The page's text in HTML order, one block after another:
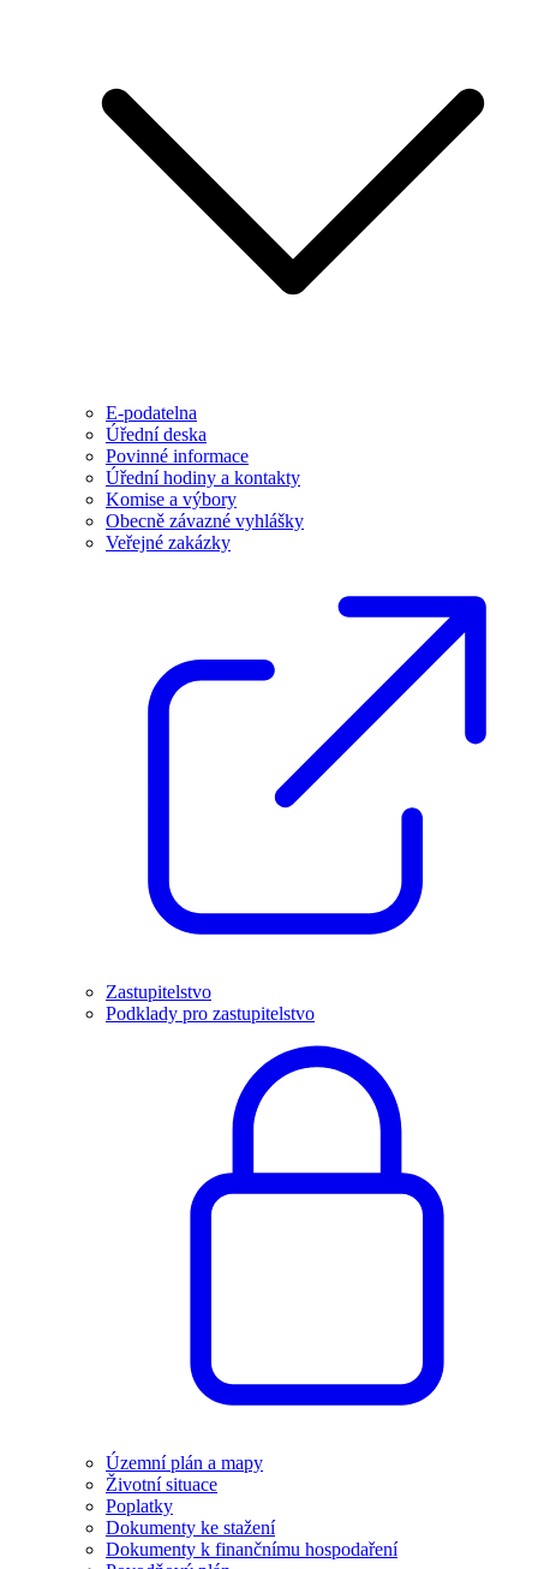
E-podatelna
Úřední deska
Povinné informace
Úřední hodiny a kontakty
Komise a výbory
Obecně závazné vyhlášky
Veřejné zakázky
Zastupitelstvo
Podklady pro zastupitelstvo
Územní plán a mapy
Životní situace
Poplatky
Dokumenty ke stažení
Dokumenty k finančnímu hospodaření